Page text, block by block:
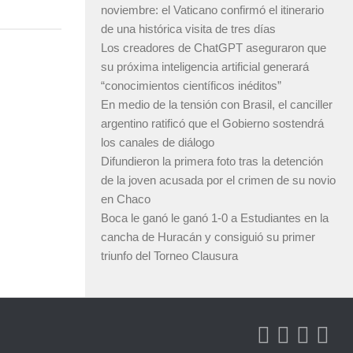
noviembre: el Vaticano confirmó el itinerario
de una histórica visita de tres días
Los creadores de ChatGPT aseguraron que
su próxima inteligencia artificial generará
“conocimientos científicos inéditos”
En medio de la tensión con Brasil, el canciller
argentino ratificó que el Gobierno sostendrá
los canales de diálogo
Difundieron la primera foto tras la detención
de la joven acusada por el crimen de su novio
en Chaco
Boca le ganó le ganó 1-0 a Estudiantes en la
cancha de Huracán y consiguió su primer
triunfo del Torneo Clausura